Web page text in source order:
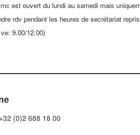
est ouvert du lundi au samedi mais
rdv pendant les heures de secrétariat
9.00/12.00)
(0)2 688 18 00